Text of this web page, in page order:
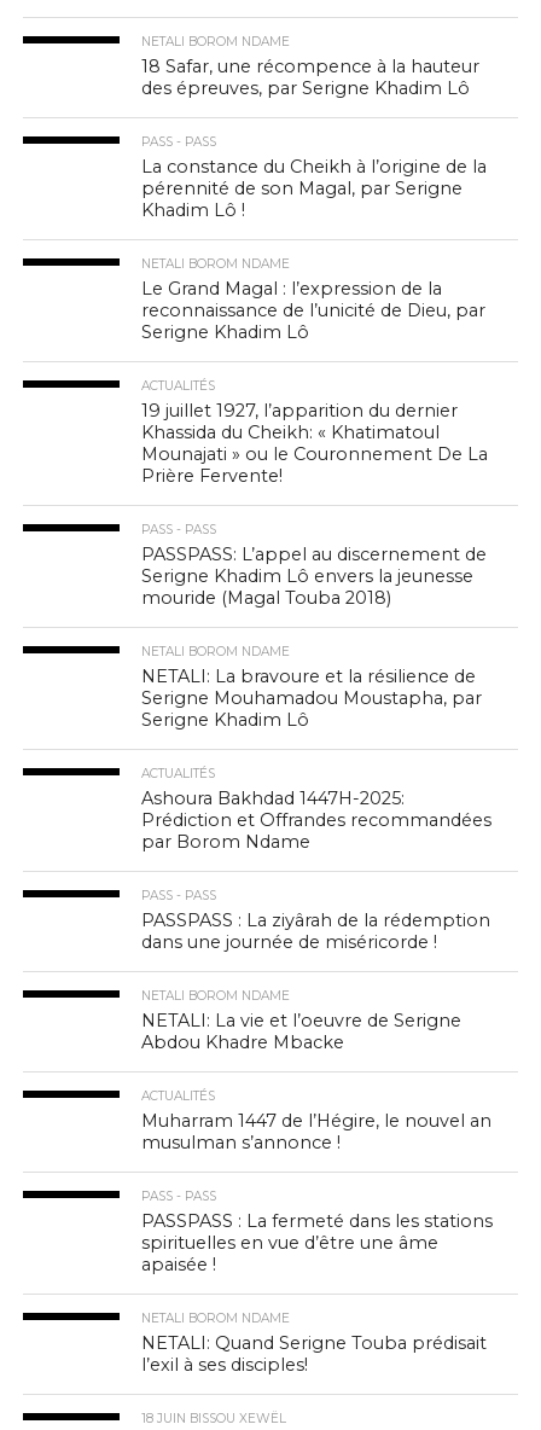
NETALI BOROM NDAME
18 Safar, une récompence à la hauteur
des épreuves, par Serigne Khadim Lô
PASS - PASS
La constance du Cheikh à l’origine de la
pérennité de son Magal, par Serigne
Khadim Lô !
NETALI BOROM NDAME
Le Grand Magal : l’expression de la
reconnaissance de l’unicité de Dieu, par
Serigne Khadim Lô
ACTUALITÉS
19 juillet 1927, l’apparition du dernier
Khassida du Cheikh: « Khatimatoul
Mounajati » ou le Couronnement De La
Prière Fervente!
PASS - PASS
PASSPASS: L’appel au discernement de
Serigne Khadim Lô envers la jeunesse
mouride (Magal Touba 2018)
NETALI BOROM NDAME
NETALI: La bravoure et la résilience de
Serigne Mouhamadou Moustapha, par
Serigne Khadim Lô
ACTUALITÉS
Ashoura Bakhdad 1447H-2025:
Prédiction et Offrandes recommandées
par Borom Ndame
PASS - PASS
PASSPASS : La ziyârah de la rédemption
dans une journée de miséricorde !
NETALI BOROM NDAME
NETALI: La vie et l’oeuvre de Serigne
Abdou Khadre Mbacke
ACTUALITÉS
Muharram 1447 de l’Hégire, le nouvel an
musulman s’annonce !
PASS - PASS
PASSPASS : La fermeté dans les stations
spirituelles en vue d’être une âme
apaisée !
NETALI BOROM NDAME
NETALI: Quand Serigne Touba prédisait
l’exil à ses disciples!
18 JUIN BISSOU XEWËL